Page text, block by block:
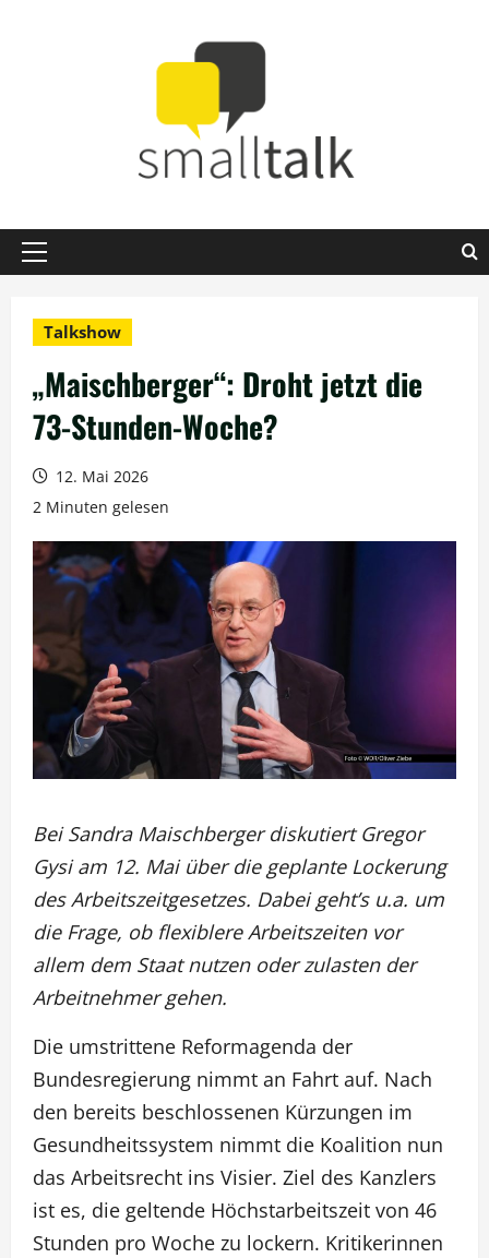
Primäres
Talkshow
„Maischberger“: Droht jetzt die
73-Stunden-Woche?
12. Mai 2026
2 Minuten gelesen
Bei Sandra Maischberger diskutiert Gregor
Gysi am 12. Mai über die geplante Lockerung
des Arbeitszeitgesetzes. Dabei geht’s u.a. um
die Frage, ob flexiblere Arbeitszeiten vor
allem dem Staat nutzen oder zulasten der
Arbeitnehmer gehen.
Die umstrittene Reformagenda der
Bundesregierung nimmt an Fahrt auf. Nach
den bereits beschlossenen Kürzungen im
Gesundheitssystem nimmt die Koalition nun
das Arbeitsrecht ins Visier. Ziel des Kanzlers
ist es, die geltende Höchstarbeitszeit von 46
Stunden pro Woche zu lockern. Kritikerinnen